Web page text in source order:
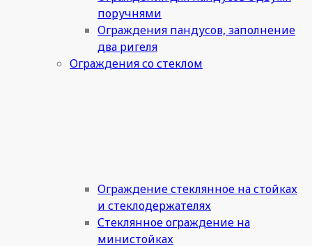
поручнями
Ограждения пандусов, заполнение
два ригеля
Ограждения со стеклом
Ограждение стеклянное на стойках
и стеклодержателях
Стеклянное ограждение на
министойках